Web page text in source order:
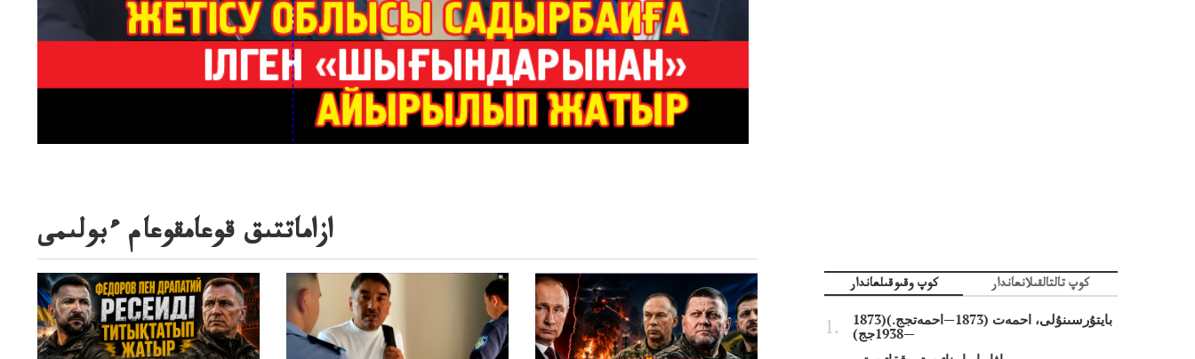
ازاماتتىق قوعامقوعام ءبولىمى
كوپ وقىوقىلعاندار كوپ تالتالقىلانعاندار
بايتۇرسىنۇلى، احمەت (1873—احمەتجج.)(1873
—1938جج)